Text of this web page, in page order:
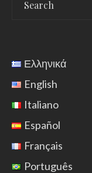
Ελληνικά
English
Italiano
Español
Français
Português